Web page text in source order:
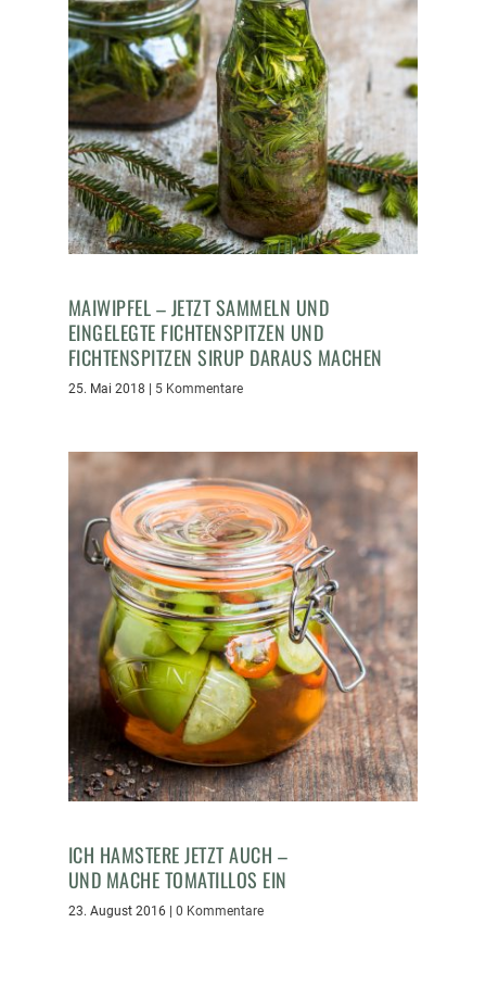
MAIWIPFEL – JETZT SAMMELN UND
EINGELEGTE FICHTENSPITZEN UND
FICHTENSPITZEN SIRUP DARAUS MACHEN
25. Mai 2018 | 5 Kommentare
ICH HAMSTERE JETZT AUCH –
UND MACHE TOMATILLOS EIN
23. August 2016 0 Kommentare